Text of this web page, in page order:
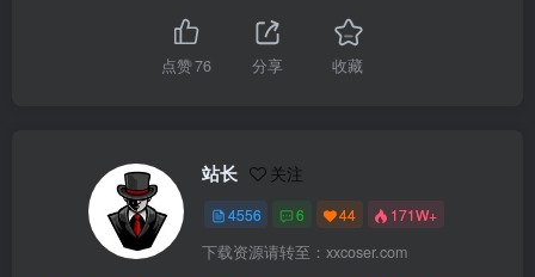
点赞76 分享 收藏
站长 关注
4556 6 44 171W+
下载资源请转至：xxcoser.com